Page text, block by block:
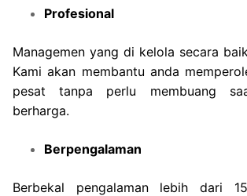
Profesional
Managemen yang di kelola secara
Kami akan membantu anda
pesat tanpa perlu membuang
berharga.
Berpengalaman
Berbekal pengalaman lebih dari